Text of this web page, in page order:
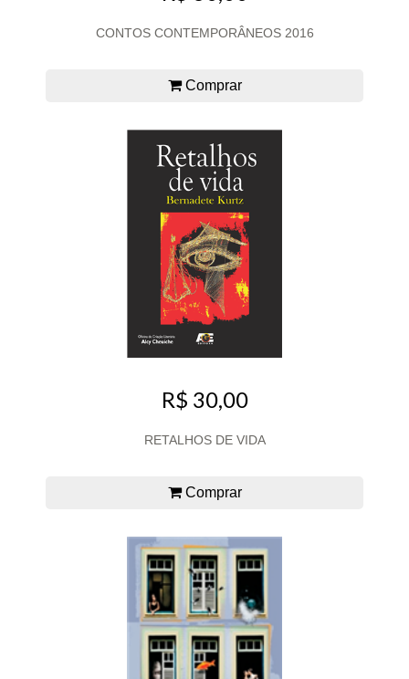
CONTOS CONTEMPORÂNEOS 2016
Comprar
R$ 30,00
RETALHOS DE VIDA
Comprar